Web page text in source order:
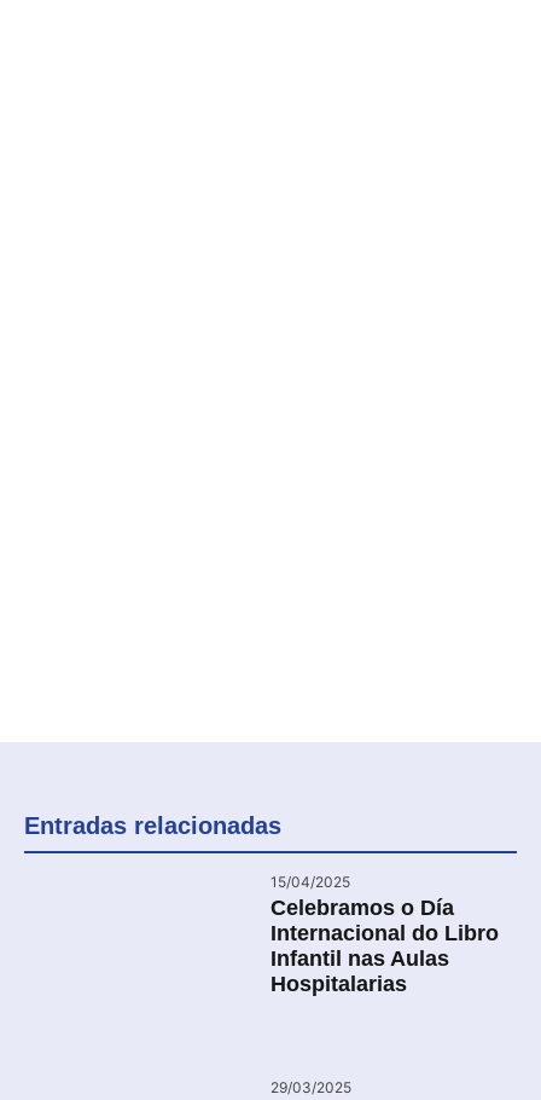
Entradas relacionadas
15/04/2025
Celebramos o Día
Internacional do Libro
Infantil nas Aulas
Hospitalarias
29/03/2025